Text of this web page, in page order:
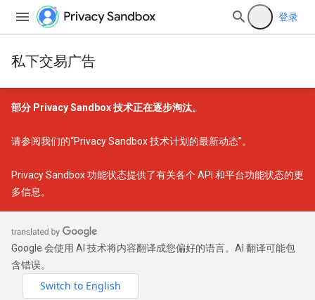
登录
私下交易广告
部分 Privacy Sandbox 技术正在逐步淘汰。
请参阅我们的“Privacy Sandbox 技术计划的最新动态”。
Privacy Sandbox 功能状态提供了有关各个 API 和平台功能状态的更
多信息。
Google 会使用 AI 技术将内容翻译成您偏好的语言。AI 翻译可能包
含错误。